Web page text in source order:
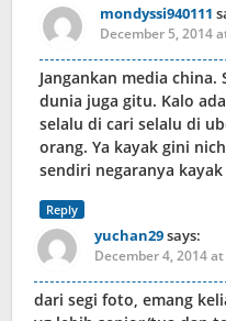
mondyssi940111
December 5, 2014
Jangankan media
dunia juga gitu. Kalo
selalu di cari selalu di
orang. Ya kayak gini
sendiri negaranya kayak
Reply
yuchan29says:
December 4, 2014
dari segi foto, emang